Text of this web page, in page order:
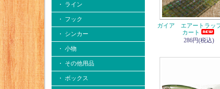
・ ライン
・ フック
・ シンカー
・ 小物
・ その他用品
・ ボックス
ガイア エアートラッ
カート
286円(税込)